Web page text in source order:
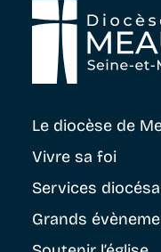
Le diocèse de
Vivre sa foi
Services
Grands